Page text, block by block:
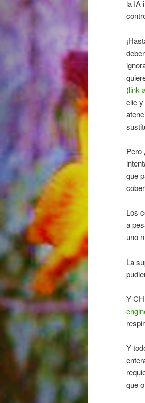
la IA
(link
clic y
Pero
que
Los
a
uno
La
Y
Y
que